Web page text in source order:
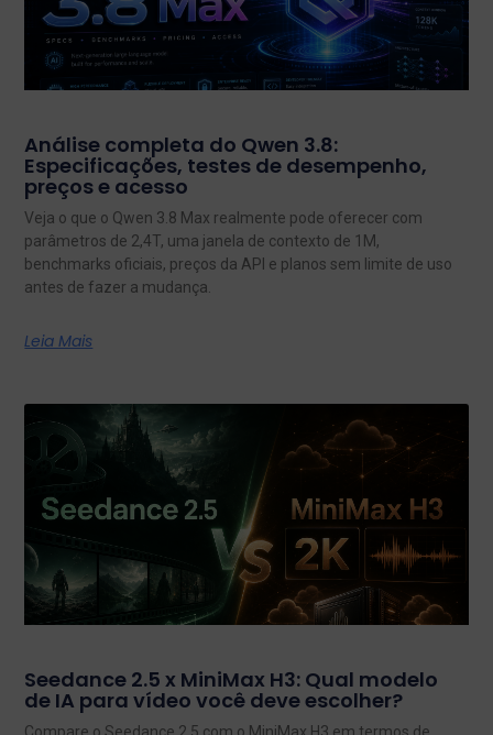
Análise completa do Qwen 3.8:
Especificações, testes de desempenho,
preços e acesso
Veja o que o Qwen 3.8 Max realmente pode oferecer com
parâmetros de 2,4T, uma janela de contexto de 1M,
benchmarks oficiais, preços da API e planos sem limite de uso
antes de fazer a mudança.
Leia Mais
Seedance 2.5 x MiniMax H3: Qual modelo
de IA para vídeo você deve escolher?